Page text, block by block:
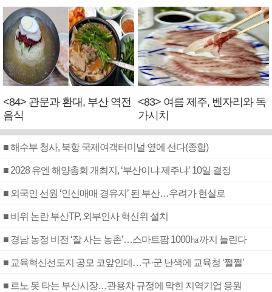
<84> 관문과 환대, 부산 역전
음식
<83> 여름 제주, 벤자리와 독
가시치
■ 해수부 청사, 북항 국제여객터미널 옆에 선다(종합)
■ 2028 유엔 해양총회 개최지, ‘부산이냐 제주냐’ 10일 결정
■ 외국인 선원 ‘인신매매 경유지’ 된 부산…우려가 현실로
■ 비위 논란 부산TP, 외부인사 혁신위 설치
■ 경남 농정 비전 ‘잘 사는 농촌’…스마트팜 1000㏊까지 늘린다
■ 교육혁신선도지 공모 코앞인데…구·군 난색에 교육청 ‘쩔쩔’
■ 르노 못 타는 부산시장…관용차 규정에 막힌 지역기업 응원